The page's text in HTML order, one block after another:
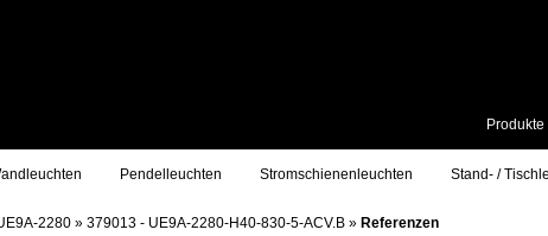
Produkte
Pendelleuchten Stromschienenleuchten Stand- /
2280 » 379013 - UE9A-2280-H40-830-5-ACV.B » Referenzen